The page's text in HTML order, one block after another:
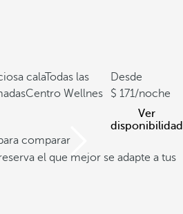
calaTodas las
Centro Wellnes
Desde
171/noche
Ver
disponibilidad
comparar
el que mejor se adapte a tus